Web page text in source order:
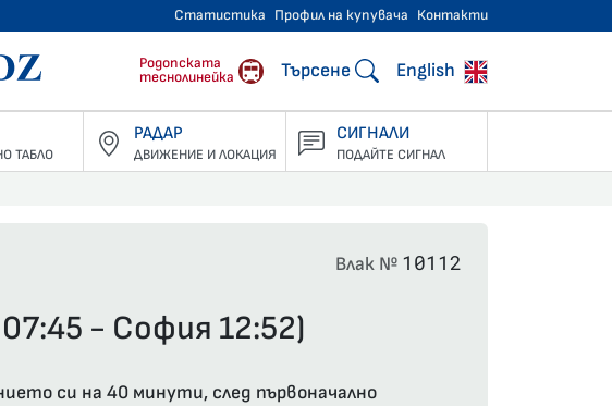
Статистика Профил на купувача Контакти
БДЖ - Пътнически превози
Родопската
теснолинейка
Търсене English
ТАБЛО
РАДАР
ДВИЖЕНИЕ И ЛОКАЦИЯ
СИГНАЛИ
ПОДАЙТЕ СИГНАЛ
Влак № 10112
- София 12:52)
си на 40 минути, след първоначално